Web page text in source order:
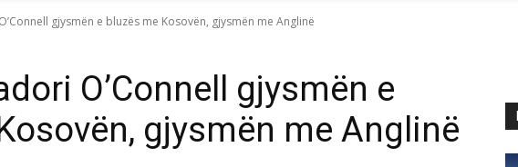
gjysmën e bluzës me Kosovën, gjysmën me Anglinë
O’Connell gjysmën e
gjysmën me Anglinë